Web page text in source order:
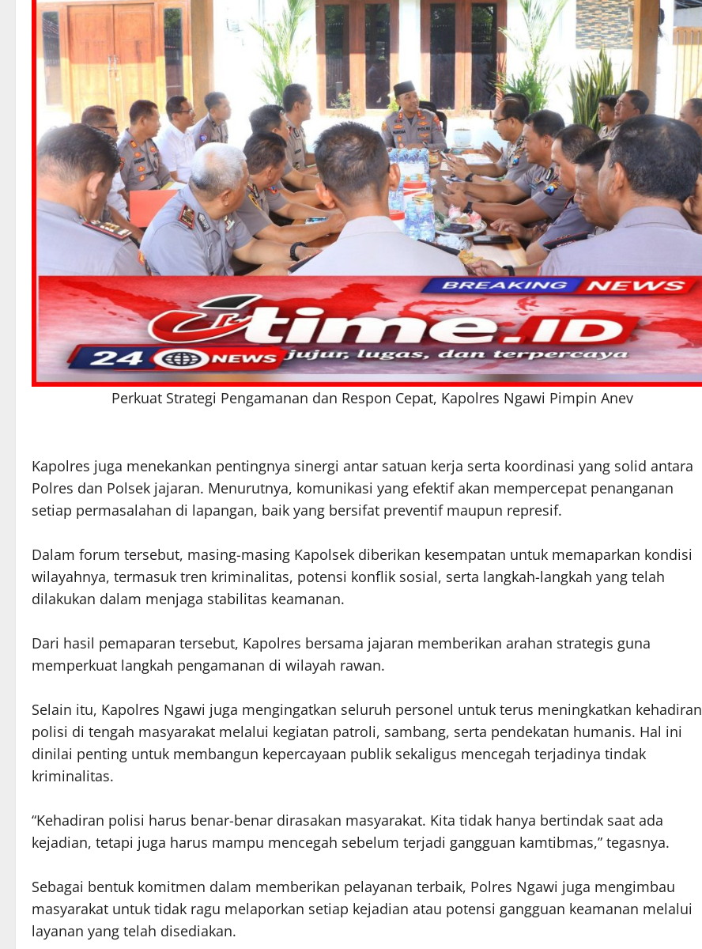
Perkuat Strategi Pengamanan dan Respon Cepat, Kapolres Ngawi Pimpin Anev
Kapolres juga menekankan pentingnya sinergi antar satuan kerja serta koordinasi yang solid antara
Polres dan Polsek jajaran. Menurutnya, komunikasi yang efektif akan mempercepat penanganan
setiap permasalahan di lapangan, baik yang bersifat preventif maupun represif.
Dalam forum tersebut, masing-masing Kapolsek diberikan kesempatan untuk memaparkan kondisi
wilayahnya, termasuk tren kriminalitas, potensi konflik sosial, serta langkah-langkah yang telah
dilakukan dalam menjaga stabilitas keamanan.
Dari hasil pemaparan tersebut, Kapolres bersama jajaran memberikan arahan strategis guna
memperkuat langkah pengamanan di wilayah rawan.
Selain itu, Kapolres Ngawi juga mengingatkan seluruh personel untuk terus meningkatkan kehadiran
polisi di tengah masyarakat melalui kegiatan patroli, sambang, serta pendekatan humanis. Hal ini
dinilai penting untuk membangun kepercayaan publik sekaligus mencegah terjadinya tindak
kriminalitas.
“Kehadiran polisi harus benar-benar dirasakan masyarakat. Kita tidak hanya bertindak saat ada
kejadian, tetapi juga harus mampu mencegah sebelum terjadi gangguan kamtibmas,” tegasnya.
Sebagai bentuk komitmen dalam memberikan pelayanan terbaik, Polres Ngawi juga mengimbau
masyarakat untuk tidak ragu melaporkan setiap kejadian atau potensi gangguan keamanan melalui
layanan yang telah disediakan.